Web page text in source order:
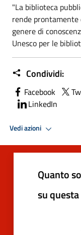
"La biblioteca
rende
genere di
Unesco per le
Condividi:
Facebook
LinkedIn
Vedi azioni
Quanto
su